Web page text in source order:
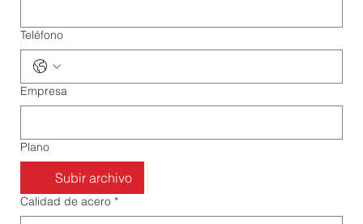
Teléfono
Empresa
Plano
Subir archivo
Calidad de acero *